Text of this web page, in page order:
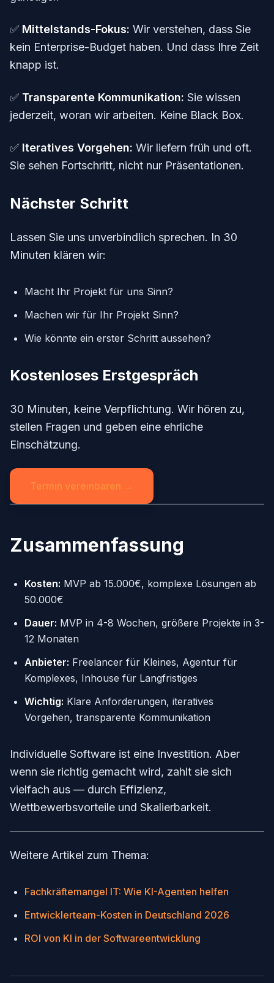
✅ Mittelstands-Fokus: Wir verstehen, dass Sie
kein Enterprise-Budget haben. Und dass Ihre Zeit
knapp ist.
✅ Transparente Kommunikation: Sie wissen
jederzeit, woran wir arbeiten. Keine Black Box.
✅ Iteratives Vorgehen: Wir liefern früh und oft.
Sie sehen Fortschritt, nicht nur Präsentationen.
Nächster Schritt
Lassen Sie uns unverbindlich sprechen. In 30
Minuten klären wir:
Macht Ihr Projekt für uns Sinn?
Machen wir für Ihr Projekt Sinn?
Wie könnte ein erster Schritt aussehen?
Kostenloses Erstgespräch
30 Minuten, keine Verpflichtung. Wir hören zu,
stellen Fragen und geben eine ehrliche
Einschätzung.
Termin vereinbaren →
Zusammenfassung
Kosten: MVP ab 15.000€, komplexe Lösungen ab
50.000€
Dauer: MVP in 4-8 Wochen, größere Projekte in 3-
12 Monaten
Anbieter: Freelancer für Kleines, Agentur für
Komplexes, Inhouse für Langfristiges
Wichtig: Klare Anforderungen, iteratives
Vorgehen, transparente Kommunikation
Individuelle Software ist eine Investition. Aber
wenn sie richtig gemacht wird, zahlt sie sich
vielfach aus — durch Effizienz,
Wettbewerbsvorteile und Skalierbarkeit.
Weitere Artikel zum Thema:
Fachkräftemangel IT: Wie KI-Agenten helfen
Entwicklerteam-Kosten in Deutschland 2026
ROI von KI in der Softwareentwicklung